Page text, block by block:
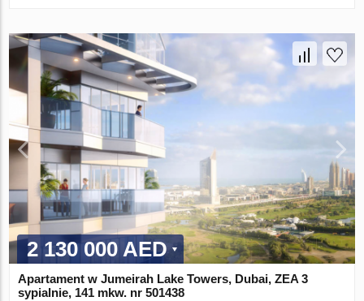
2 130 000 AED
Apartament w Jumeirah Lake Towers, Dubai, ZEA 3
sypialnie, 141 mkw. nr 501438